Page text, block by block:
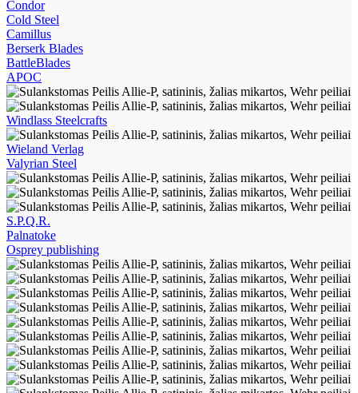
Condor
Cold Steel
Camillus
Berserk Blades
BattleBlades
APOC
Windlass Steelcrafts
Wieland Verlag
Valyrian Steel
S.P.Q.R.
Palnatoke
Osprey publishing